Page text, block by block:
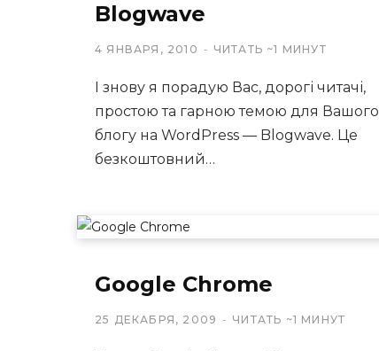
Blogwave
4 ЯНВАРЯ, 2010 ЧИТАТЬ ~1 МИНУТ
І знову я порадую Вас, дорогі читачі,
простою та гарною темою для Вашого
блогу на WordPress — Blogwave. Це
безкоштовний…
Google Chrome
25 ДЕКАБРЯ, 2009 ЧИТАТЬ ~1 МИНУТ